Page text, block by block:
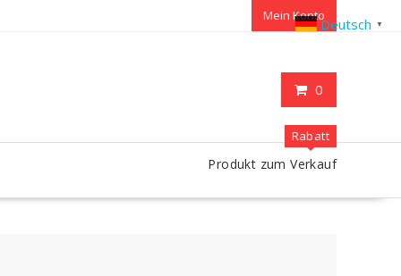
Mein Konto
0
Rabatt
Produkt zum Verkauf
Deutsch ▼